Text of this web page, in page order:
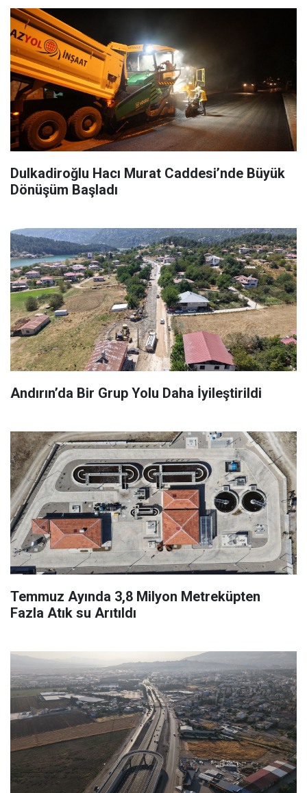
Dulkadiroğlu Hacı Murat Caddesi’nde Büyük
Dönüşüm Başladı
Andırın’da Bir Grup Yolu Daha İyileştirildi
Temmuz Ayında 3,8 Milyon Metreküpten
Fazla Atık su Arıtıldı